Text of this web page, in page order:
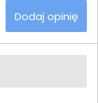
Dodaj opinię